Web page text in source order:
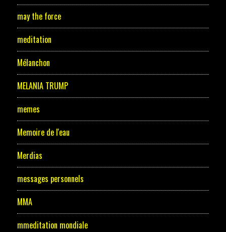
may the force
meditation
Mélanchon
MELANIA TRUMP
memes
Memoire de l'eau
Merdias
messages personnels
MMA
mmeditation mondiale